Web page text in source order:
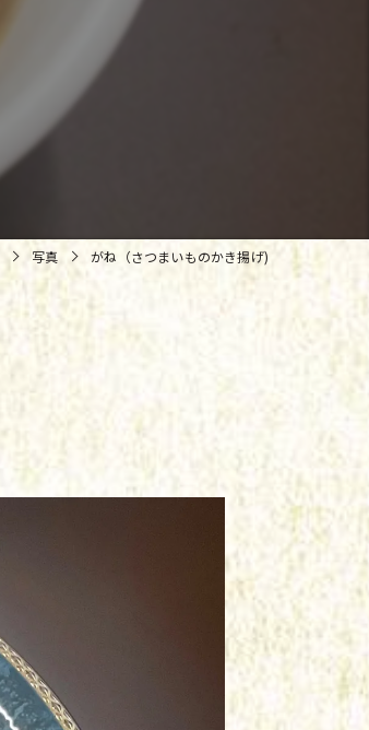
写真 がね（さつまいものかき揚げ)